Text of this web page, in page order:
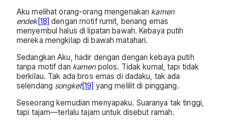
Aku melihat orang-orang mengenakan kamen
endek[18] dengan motif rumit, benang emas
menyembul halus di lipatan bawah. Kebaya putih
mereka mengkilap di bawah matahari.
Sedangkan Aku, hadir dengan dengan kebaya putih
tanpa motif dan kamenpolos. Tidak kumal, tapi tidak
berkilau. Tak ada bros emas di dadaku, tak ada
selendang songket[19] yang melilit di pinggang.
Seseorang kemudian menyapaku. Suaranya tak tinggi,
tapi tajam—terlalu tajam untuk disebut ramah.